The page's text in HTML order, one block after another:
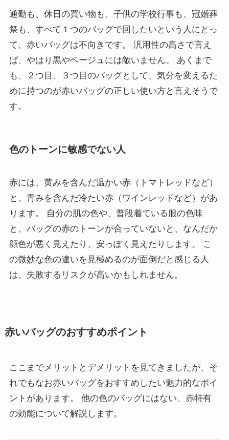
通勤も、休日の買い物も、子供の学校行事も、冠婚葬
祭も、すべて１つのバッグで回したいという人にとっ
て、赤いバッグは不向きです。 汎用性の高さで言え
ば、やはり黒やベージュには敵いません。 あくまで
も、２つ目、３つ目のバッグとして、気分を変えるた
めに持つのが赤いバッグの正しい使い方と言えそうで
す。
色のトーンに敏感でない人
赤には、黄みを含んだ温かい赤（トマトレッドなど）
と、青みを含んだ冷たい赤（ワインレッドなど）があ
ります。 自分の肌の色や、普段着ている服の色味
と、バッグの赤のトーンが合っていないと、なんだか
顔色が悪く見えたり、安っぽく見えたりします。 こ
の微妙な色の違いを見極めるのが面倒だと感じる人
は、失敗するリスクが高いかもしれません。
赤いバッグのおすすめポイント
ここまでメリットとデメリットを見てきましたが、そ
れでもなお赤いバッグをおすすめしたい魅力的なポイ
ントがあります。 他の色のバッグにはない、赤特有
の効能について解説します。